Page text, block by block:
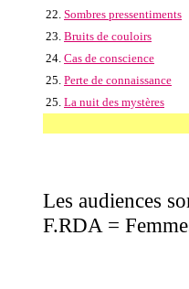
22. Sombres pressentiments
23. Bruits de couloirs
24. Cas de conscience
25. Perte de connaissance
25. La nuit des mystères
Les audiences
F.RDA =